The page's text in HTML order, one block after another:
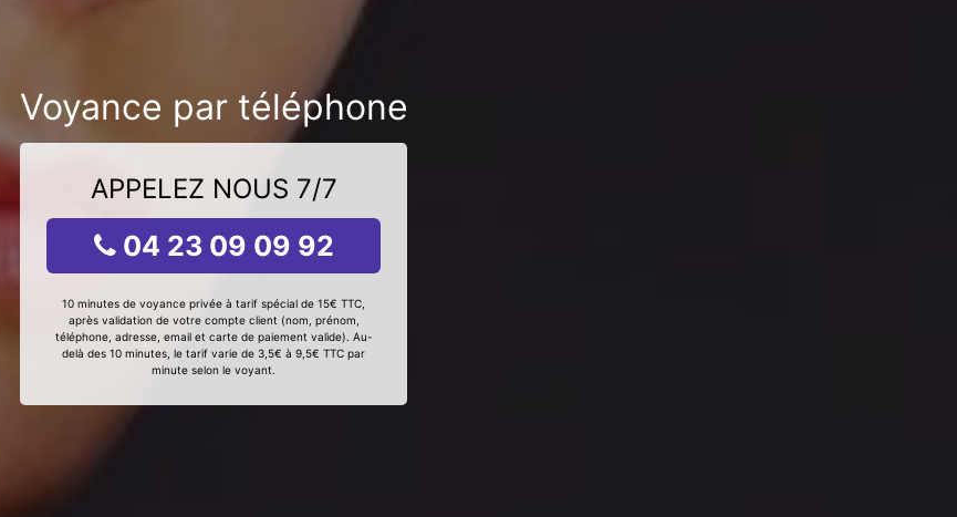
Voyance par téléphone
APPELEZ NOUS 7/7
04 23 09 09 92
10 minutes de voyance privée à tarif spécial de 15€ TTC,
après validation de votre compte client (nom, prénom,
téléphone, adresse, email et carte de paiement valide). Au-
delà des 10 minutes, le tarif varie de 3,5€ à 9,5€ TTC par
minute selon le voyant.